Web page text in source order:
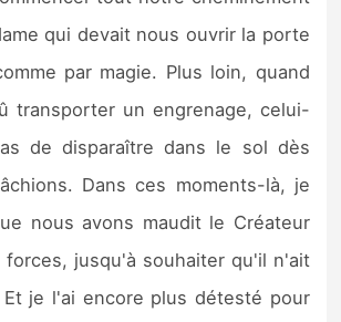
qui devait nous ouvrir la porte
par magie. Plus loin, quand
transporter un engrenage, celui-
de disparaître dans le sol dès
Dans ces moments-là, je
nous avons maudit le Créateur
jusqu'à souhaiter qu'il n'ait
Et je l'ai encore plus détesté pour